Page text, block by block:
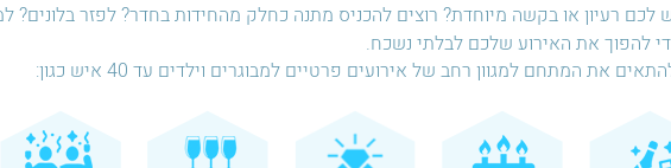
לכם רעיון או בקשה מיוחדת? רוצים להכניס מתנה כחלק מהחידות בחדר? לפזר בלונים?
להפוך את האירוע שלכם לבלתי נשכח.
את המתחם למגוון רחב של אירועים פרטיים למבוגרים וילדים עד 40 איש כגון: